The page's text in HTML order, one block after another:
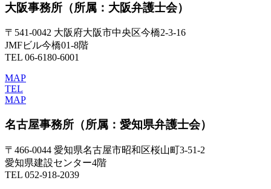
大阪事務所 （所属：大阪弁護士会）
〒541-0042 大阪府大阪市中央区今橋2-3-16
JMFビル今橋01-8階
TEL 06-6180-6001
MAP
TEL
MAP
名古屋事務所 （所属：愛知県弁護士会）
〒466-0044 愛知県名古屋市昭和区桜山町3-51-2
愛知県建設センター4階
TEL 052-918-2039